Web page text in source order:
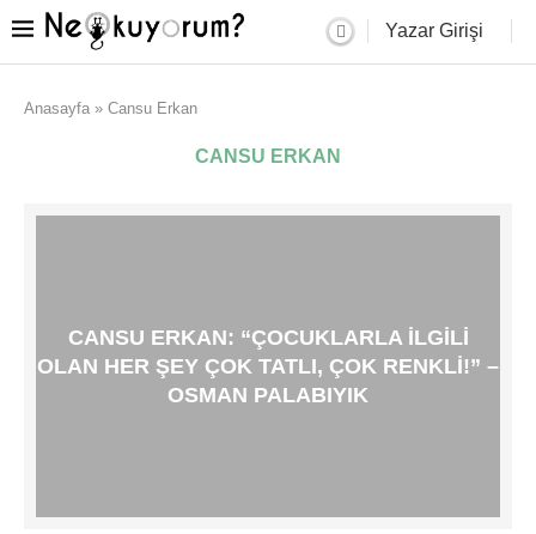
Yazar Girişi
Anasayfa » Cansu Erkan
CANSU ERKAN
CANSU ERKAN: “ÇOCUKLARLA ILGILI
OLAN HER ŞEY ÇOK TATLI, ÇOK RENKLI!” –
OSMAN PALABIYIK